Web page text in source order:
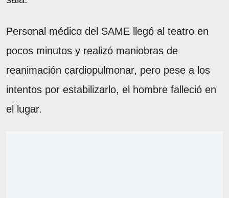
Personal médico del SAME llegó al teatro en
pocos minutos y realizó maniobras de
reanimación cardiopulmonar, pero pese a los
intentos por estabilizarlo, el hombre falleció en
el lugar.